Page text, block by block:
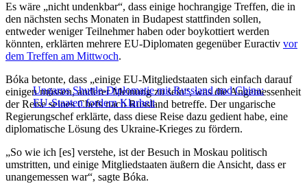
Es wäre „nicht undenkbar“, dass einige hochrangige Treffen, die in
den nächsten sechs Monaten in Budapest stattfinden sollen,
entweder weniger Teilnehmer haben oder boykottiert werden
könnten, erklärten mehrere EU-Diplomaten gegenüber Euractiv vor
dem Treffen am Mittwoch.
Ungarns Shuttle-Diplomatie mit Russland und China:
EU-Staaten fordern Klarheit
Bóka betonte, dass „einige EU-Mitgliedstaaten sich einfach darauf
einigen müssen, anderer Meinung zu sein“, was die Angemessenheit
der Reise seines Chefs nach Russland betreffe. Der ungarische
Regierungschef erklärte, dass diese Reise dazu gedient habe, eine
diplomatische Lösung des Ukraine-Krieges zu fördern.
„So wie ich [es] verstehe, ist der Besuch in Moskau politisch
umstritten, und einige Mitgliedstaaten äußern die Ansicht, dass er
unangemessen war“, sagte Bóka.